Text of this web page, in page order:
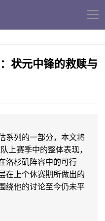
导
状元中锋的救赎与
系列的一部分，本文将
上赛季中的整体表现，
洛杉矶阵容中的可行
在上个休赛期所做出的
绕他的讨论至今仍未平